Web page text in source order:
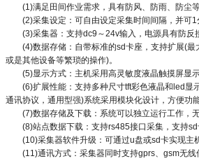
(1)满足田间作业需求，具有防风、防雨、防尘
(2)采集设定：可自由设定采集时间间隔，并可1
(3)采集器：支持dc9 ～24v输入，电源具有防反
(4)数据存储：自带标准的sd卡座，支持扩展(最
或是其他设备等繁琐的操作)。
(5)显示方式：主机采用高灵敏度液晶触摸屏显
(6)扩展性能：支持多种尺寸tft彩色液晶和 led 显
通讯协议，通用型强)系统采用模块化设计，方便功
(7)数据存储及下载：系统可以独立运行工作，
(8)站点数据下载：支持rs485接口采集，支持sd
(10)采集器软件升级：可通过u盘或sd卡实现主
(11)通讯方式：采集器同时支持gprs、 gsm无线